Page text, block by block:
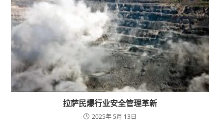
拉萨民爆行业安全管理革新
2025年 5月 13日